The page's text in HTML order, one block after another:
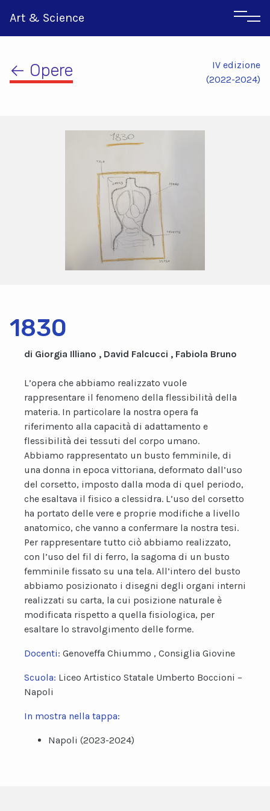
Art & Science
← Opere
IV edizione
(2022-2024)
1830
di Giorgia Illiano , David Falcucci , Fabiola Bruno
L’opera che abbiamo realizzato vuole
rappresentare il fenomeno della flessibilità della
materia. In particolare la nostra opera fa
riferimento alla capacità di adattamento e
flessibilità dei tessuti del corpo umano.
Abbiamo rappresentato un busto femminile, di
una donna in epoca vittoriana, deformato dall’uso
del corsetto, imposto dalla moda di quel periodo,
che esaltava il fisico a clessidra. L’uso del corsetto
ha portato delle vere e proprie modifiche a livello
anatomico, che vanno a confermare la nostra tesi.
Per rappresentare tutto ciò abbiamo realizzato,
con l’uso del fil di ferro, la sagoma di un busto
femminile fissato su una tela. All’intero del busto
abbiamo posizionato i disegni degli organi interni
realizzati su carta, la cui posizione naturale è
modificata rispetto a quella fisiologica, per
esaltare lo stravolgimento delle forme.
Docenti: Genoveffa Chiummo , Consiglia Giovine
Scuola: Liceo Artistico Statale Umberto Boccioni –
Napoli
In mostra nella tappa:
Napoli (2023-2024)